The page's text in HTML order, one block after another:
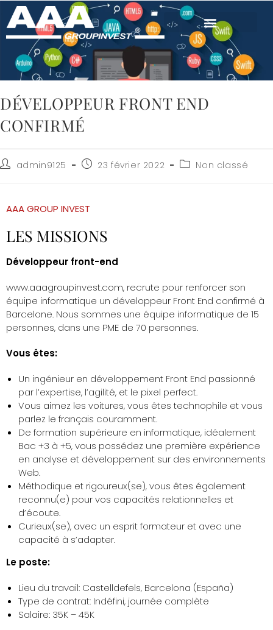
DÉVELOPPEUR FRONT END
CONFIRMÉ
admin9125 23 février 2022 Non classé
AAA GROUP INVEST
LES MISSIONS
Développeur front-end
www.aaagroupinvest.com, recrute pour renforcer son
équipe informatique un développeur Front End confirmé à
Barcelone. Nous sommes une équipe informatique de 15
personnes, dans une PME de 70 personnes.
Vous êtes:
Un ingénieur en développement Front End passionné
par l’expertise, l’agilité, et le pixel perfect.
Vous aimez les voitures, vous êtes technophile et vous
parlez le français couramment.
De formation supérieure en informatique, idéalement
Bac +3 à +5, vous possédez une première expérience
en analyse et développement sur des environnements
Web.
Méthodique et rigoureux(se), vous êtes également
reconnu(e) pour vos capacités relationnelles et
d’écoute.
Curieux(se), avec un esprit formateur et avec une
capacité à s’adapter.
Le poste:
Lieu du travail: Castelldefels, Barcelona (España)
Type de contrat: Indéfini, journée complète
Salaire: 35K – 45K